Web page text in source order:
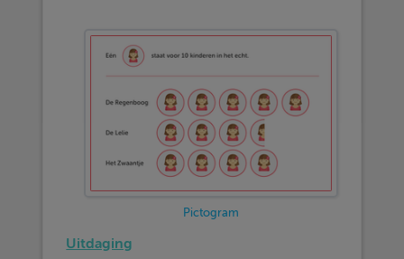
Pictogram
Uitdaging